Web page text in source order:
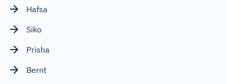
Hafsa
Siko
Prisha
Bernt